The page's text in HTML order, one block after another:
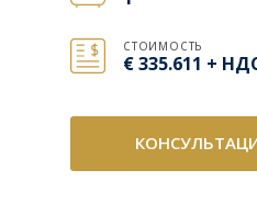
€ 335.611 +
СТОИМОСТЬ